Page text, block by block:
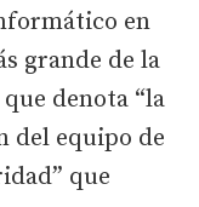
en
grande de la
denota “la
del equipo de
que